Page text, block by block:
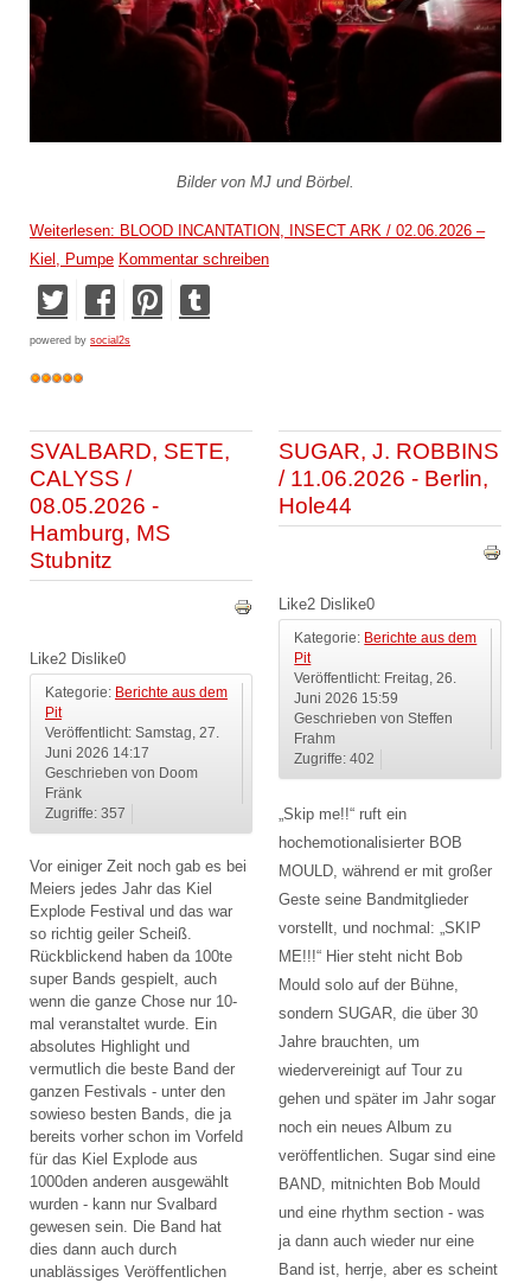
Bilder von MJ und Börbel.
Weiterlesen: BLOOD INCANTATION, INSECT ARK / 02.06.2026 –
Kiel, Pumpe Kommentar schreiben
powered by social2s
SVALBARD, SETE,
CALYSS /
08.05.2026 -
Hamburg, MS
Stubnitz
Like2 Dislike0
Kategorie: Berichte aus dem
Pit
Veröffentlicht: Samstag, 27.
Juni 2026 14:17
Geschrieben von Doom
Fränk
Zugriffe: 357
Vor einiger Zeit noch gab es bei
Meiers jedes Jahr das Kiel
Explode Festival und das war
so richtig geiler Scheiß.
Rückblickend haben da 100te
super Bands gespielt, auch
wenn die ganze Chose nur 10-
mal veranstaltet wurde. Ein
absolutes Highlight und
vermutlich die beste Band der
ganzen Festivals - unter den
sowieso besten Bands, die ja
bereits vorher schon im Vorfeld
für das Kiel Explode aus
1000den anderen ausgewählt
wurden - kann nur Svalbard
gewesen sein. Die Band hat
dies dann auch durch
unablässiges Veröffentlichen
SUGAR, J. ROBBINS
/ 11.06.2026 - Berlin,
Hole44
Like2 Dislike0
Kategorie: Berichte aus dem
Pit
Veröffentlicht: Freitag, 26.
Juni 2026 15:59
Geschrieben von Steffen
Frahm
Zugriffe: 402
„Skip me!!“ ruft ein
hochemotionalisierter BOB
MOULD, während er mit großer
Geste seine Bandmitglieder
vorstellt, und nochmal: „SKIP
ME!!!“ Hier steht nicht Bob
Mould solo auf der Bühne,
sondern SUGAR, die über 30
Jahre brauchten, um
wiedervereinigt auf Tour zu
gehen und später im Jahr sogar
noch ein neues Album zu
veröffentlichen. Sugar sind eine
BAND, mitnichten Bob Mould
und eine rhythm section - was
ja dann auch wieder nur eine
Band ist, herrje, aber es scheint